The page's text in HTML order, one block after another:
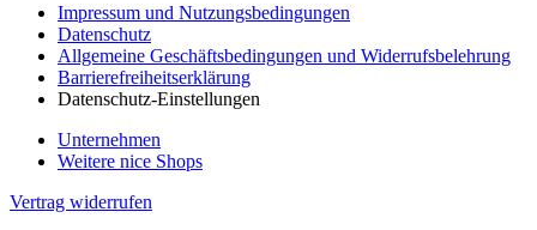
Impressum und Nutzungsbedingungen
Datenschutz
Allgemeine Geschäftsbedingungen und Widerrufsbelehrung
Barrierefreiheitserklärung
Datenschutz-Einstellungen
Unternehmen
Weitere nice Shops
Vertrag widerrufen